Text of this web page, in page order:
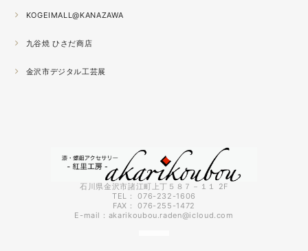
秋の催事シーズンに向けてまた木地を作り始めました。
2021.04
いの桜が満開になりました。
で石川県地場産業振興センター本館１階にて開催です。石
川県内で活動する５０歳未満の作り手６０人による展示会
KOGEIMALL@KANAZAWA
九谷焼 ひさだ商店
金沢市デジタル工芸展
石川県金沢市諸江町上丁５８７－１１ 2F
TEL： 076-232-1606
FAX： 076-255-1472
E-mail： akarikoubou.raden@icloud.com